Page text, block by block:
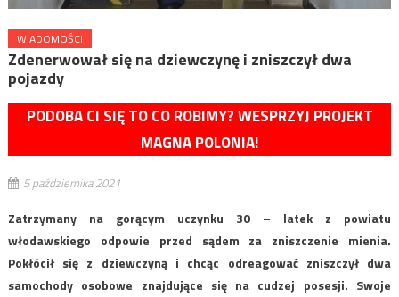
WIADOMOŚCI
Zdenerwował się na dziewczynę i zniszczył dwa
pojazdy
PODOBA CI SIĘ TO CO ROBIMY? WESPRZYJ PROJEKT
MAGNA POLONIA!
5 października 2021
Zatrzymany na gorącym uczynku 30 – latek z powiatu
włodawskiego odpowie przed sądem za zniszczenie mienia.
Pokłócił się z dziewczyną i chcąc odreagować zniszczył dwa
samochody osobowe znajdujące się na cudzej posesji. Swoje